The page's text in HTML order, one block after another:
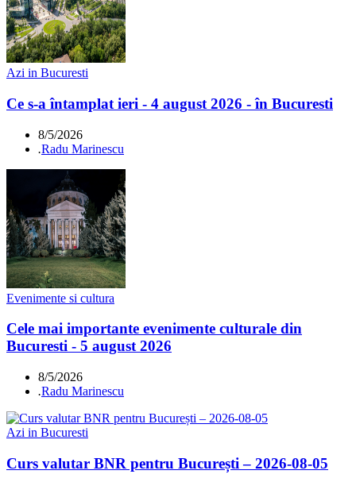
Azi in Bucuresti
Ce s-a întamplat ieri - 4 august 2026 - în Bucuresti
8/5/2026
.Radu Marinescu
Evenimente si cultura
Cele mai importante evenimente culturale din
Bucuresti - 5 august 2026
8/5/2026
.Radu Marinescu
Azi in Bucuresti
Curs valutar BNR pentru București – 2026-08-05